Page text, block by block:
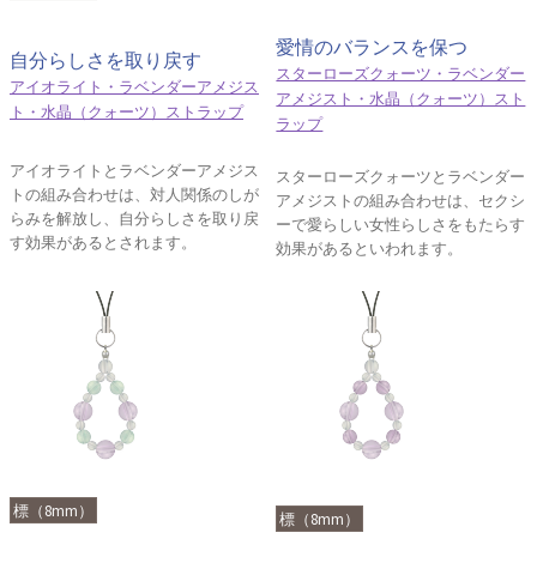
自分らしさを取り戻す
アイオライト・ラベンダーアメジス
ト・水晶（クォーツ）ストラップ
アイオライトとラベンダーアメジス
トの組み合わせは、対人関係のしが
らみを解放し、自分らしさを取り戻
す効果があるとされます。
愛情のバランスを保つ
スターローズクォーツ・ラベンダー
アメジスト・水晶（クォーツ）スト
ラップ
スターローズクォーツとラベンダー
アメジストの組み合わせは、セクシ
ーで愛らしい女性らしさをもたらす
効果があるといわれます。
標（8mm） 標（8mm）